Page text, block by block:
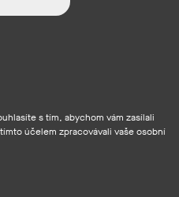
s tím, abychom vám zasílali
účelem zpracovávali vaše osobní